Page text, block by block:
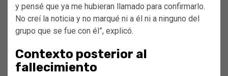
y pensé que ya me hubieran llamado para confirmarlo.
No creí la noticia y no marqué ni a él ni a ninguno del
grupo que se fue con él”, explicó.
Contexto posterior al
fallecimiento